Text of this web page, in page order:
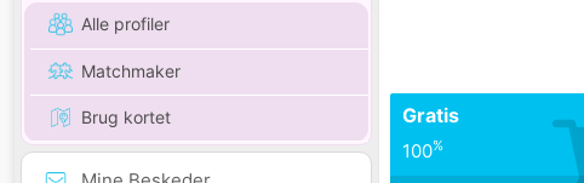
Alle profiler
Matchmaker
Brug kortet Gratis
100%